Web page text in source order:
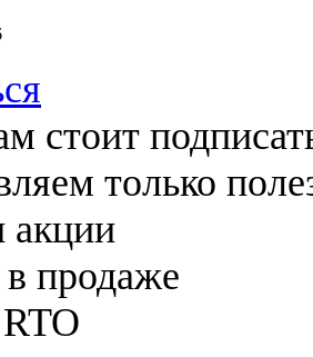
стоит
только
акции
продаже